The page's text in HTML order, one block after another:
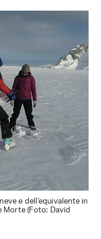
e dell'equivalente in
(Foto: David